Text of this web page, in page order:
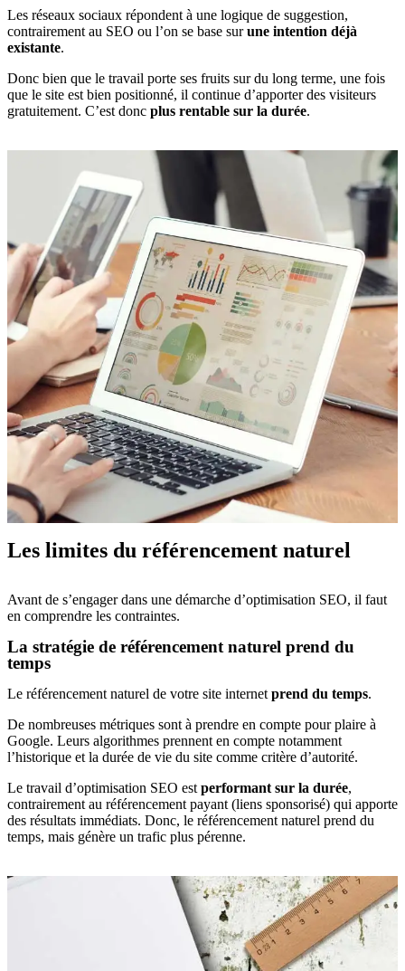
Les réseaux sociaux répondent à une logique de suggestion,
contrairement au SEO ou l’on se base surune intention déjà
existante.
Donc bien que le travail porte ses fruits sur du long terme, une fois
que le site est bien positionné, il continue d’apporter des visiteurs
gratuitement. C’est donc plus rentable sur la durée.
Les limites du référencement naturel
Avant de s’engager dans une démarche d’optimisation SEO, il faut
en comprendre les contraintes.
La stratégie de référencement naturel prend du
temps
Le référencement naturel de votre site internet prend du temps.
De nombreuses métriques sont à prendre en compte pour plaire à
Google. Leurs algorithmes prennent en compte notamment
l’historique et la durée de vie du site comme critère d’autorité.
Le travail d’optimisation SEO est performant sur la durée,
contrairement au référencement payant (liens sponsorisé) qui apporte
des résultats immédiats. Donc, le référencement naturel prend du
temps, mais génère un trafic plus pérenne.